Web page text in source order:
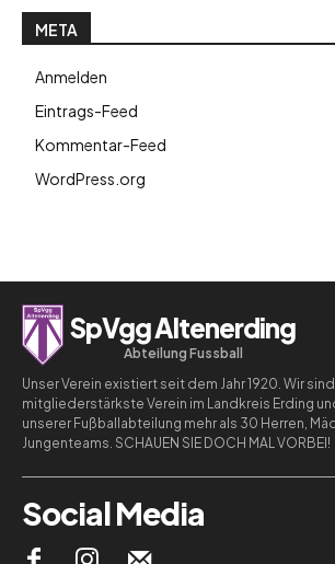
META
Anmelden
Eintrags-Feed
Kommentar-Feed
WordPress.org
SpVgg Altenerding
Abteilung Fussball
Unser Verein existiert seit dem Jahr 1920. Wir
mitgliederstärkste Verein im Landkreis Erding
unserer Fußballabteilung mehr als 30 Herren,
Jungenteams. SCHAUEN SIE DOCH MAL VORBEI!
Social Media